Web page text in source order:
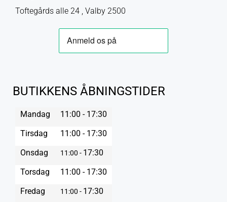
Toftegårds alle 24 , Valby 2500
BUTIKKENS ÅBNINGSTIDER
Mandag
11:00 - 17:30
Tirsdag
11:00 - 17:30
Onsdag
11:00 - 17:30
Torsdag
11:00 - 17:30
Fredag
11:00 - 17:30